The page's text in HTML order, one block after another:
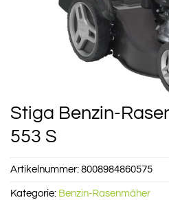
Stiga Benzin-
553 S
Artikelnummer: 8008984860575
Kategorie: Benzin-Rasenmäher